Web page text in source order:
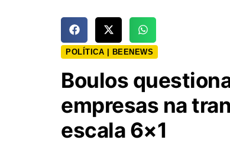
POLÍTICA | BEENEWS
Boulos
empresas na
escala 6×1